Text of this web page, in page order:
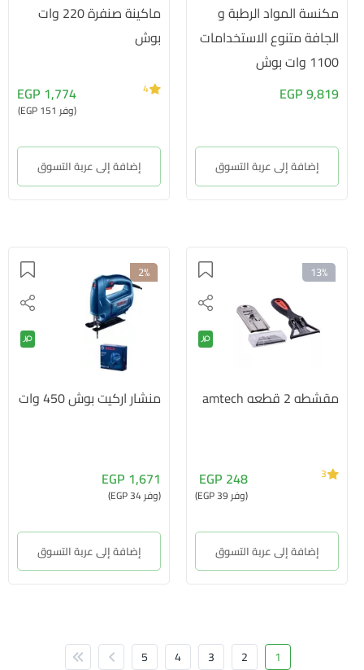
مكنسة المواد الرطبة و
الجافة متنوع الاستخدامات
1100 وات بوش
9,819 EGP
إضافة إلى عربة التسوق
ماكينة صنفرة 220 وات
بوش
1,774 EGP
(وفر 151 EGP)
4
إضافة إلى عربة التسوق
13%
مقشطه 2 قطعه amtech
248 EGP
(وفر 39 EGP)
3
إضافة إلى عربة التسوق
2%
منشار اركيت بوش 450 وات
1,671 EGP
(وفر 34 EGP)
إضافة إلى عربة التسوق
1
2
3
4
5